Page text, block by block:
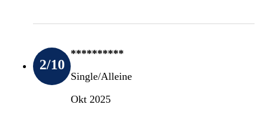
2/10
**********
Single/Alleine
Okt 2025